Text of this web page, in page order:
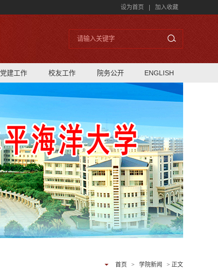
设为首页 加入收藏
党建工作 校友工作 院务公开 ENGLISH
首页 > 学院新闻 > 正文